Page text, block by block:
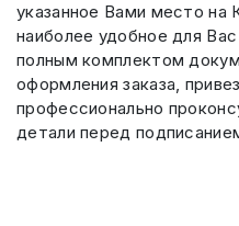
указанное Вами место на
наиболее удобное для
полным комплектом
оформления заказа,
профессионально
детали перед